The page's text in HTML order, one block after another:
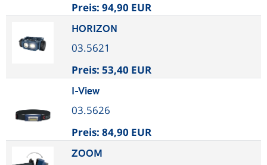
Preis: 94,90 EUR
HORIZON
03.5621
Preis: 53,40 EUR
I-View
03.5626
Preis: 84,90 EUR
ZOOM